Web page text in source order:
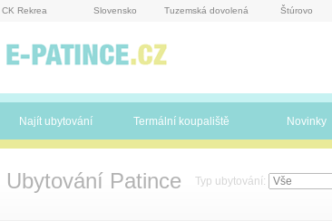
CK Rekrea Slovensko Tuzemská dovolená Štúrovo
Najít ubytování Termální koupaliště Novinky
Ubytování Patince Typ ubytování: